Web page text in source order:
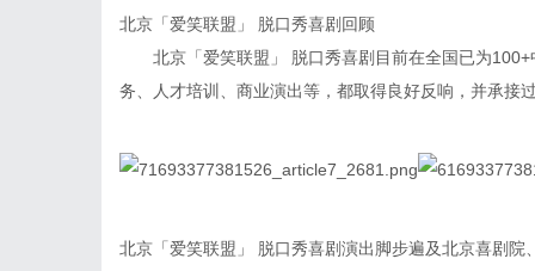
北京「爱笑联盟」 脱口秀喜剧回顾
北京「爱笑联盟」 脱口秀喜剧目前在全国已为100+
务、人才培训、商业演出等，都取得良好反响，并承接
北京「爱笑联盟」 脱口秀喜剧演出脚步遍及北京喜剧